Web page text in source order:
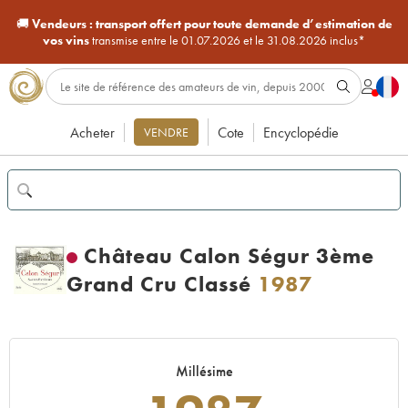
🚚Vendeurs : transport offert pour toute demande d’estimation de
vos vinstransmise entre le 01.07.2026 et le 31.08.2026 inclus*
Acheter VENDRE Cote Encyclopédie
Château Calon Ségur 3ème
Grand Cru Classé 1987
Millésime